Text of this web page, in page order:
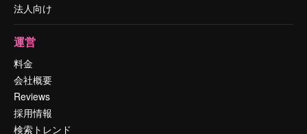
法人向け
運営
料金
会社概要
Reviews
採用情報
検索トレンド